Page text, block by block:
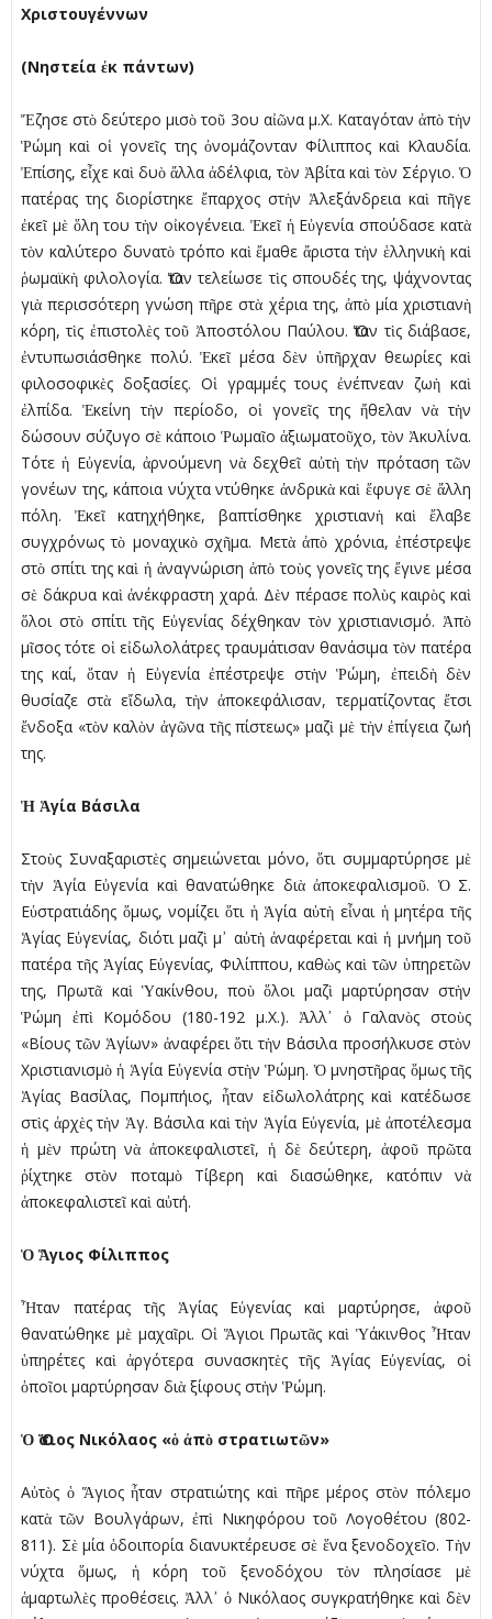
Χριστουγέννων
(Νηστεία ἐκ πάντων)
Ἔζησε στὸ δεύτερο µισὸ τοῦ 3ου αἰῶνα µ.Χ. Καταγόταν ἀπὸ τὴν
Ῥώµη καὶ οἱ γονεῖς της ὀνοµάζονταν Φίλιππος καὶ Κλαυδία.
Ἐπίσης, εἶχε καὶ δυὸ ἄλλα ἀδέλφια, τὸν Ἀβίτα καὶ τὸν Σέργιο. Ὁ
πατέρας της διορίστηκε ἔπαρχος στὴν Ἀλεξάνδρεια καὶ πῆγε
ἐκεῖ µὲ ὅλη του τὴν οἰκογένεια. Ἐκεῖ ἡ Εὐγενία σπούδασε κατὰ
τὸν καλύτερο δυνατὸ τρόπο καὶ ἔµαθε ἄριστα τὴν ἑλληνικὴ καὶ
ῥωµαϊκὴ φιλολογία. Ὅταν τελείωσε τὶς σπουδές της, ψάχνοντας
γιὰ περισσότερη γνώση πῆρε στὰ χέρια της, ἀπὸ µία χριστιανὴ
κόρη, τὶς ἐπιστολὲς τοῦ Ἀποστόλου Παύλου. Ὅταν τὶς διάβασε,
ἐντυπωσιάσθηκε πολύ. Ἐκεῖ µέσα δὲν ὑπῆρχαν θεωρίες καὶ
φιλοσοφικὲς δοξασίες. Οἱ γραµµές τους ἐνέπνεαν ζωὴ καὶ
ἐλπίδα. Ἐκείνη τὴν περίοδο, οἱ γονεῖς της ἤθελαν νὰ τὴν
δώσουν σύζυγο σὲ κάποιο Ῥωµαῖο ἀξιωµατοῦχο, τὸν Ἀκυλίνα.
Τότε ἡ Εὐγενία, ἀρνούµενη νὰ δεχθεῖ αὐτὴ τὴν πρόταση τῶν
γονέων της, κάποια νύχτα ντύθηκε ἀνδρικὰ καὶ ἔφυγε σὲ ἄλλη
πόλη. Ἐκεῖ κατηχήθηκε, βαπτίσθηκε χριστιανὴ καὶ ἔλαβε
συγχρόνως τὸ µοναχικὸ σχῆµα. Μετὰ ἀπὸ χρόνια, ἐπέστρεψε
στὸ σπίτι της καὶ ἡ ἀναγνώριση ἀπὸ τοὺς γονεῖς της ἔγινε µέσα
σὲ δάκρυα καὶ ἀνέκφραστη χαρά. Δὲν πέρασε πολὺς καιρὸς καὶ
ὅλοι στὸ σπίτι τῆς Εὐγενίας δέχθηκαν τὸν χριστιανισµό. Ἀπὸ
µῖσος τότε οἱ εἰδωλολάτρες τραυµάτισαν θανάσιµα τὸν πατέρα
της καί, ὅταν ἡ Εὐγενία ἐπέστρεψε στὴν Ῥώµη, ἐπειδὴ δὲν
θυσίαζε στὰ εἴδωλα, τὴν ἀποκεφάλισαν, τερµατίζοντας ἔτσι
ἔνδοξα «τὸν καλὸν ἀγῶνα τῆς πίστεως» µαζὶ µὲ τὴν ἐπίγεια ζωή
της.
Ἡ Ἁγία Βάσιλα
Στοὺς Συναξαριστὲς σηµειώνεται µόνο, ὅτι συµµαρτύρησε µὲ
τὴν Ἁγία Εὐγενία καὶ θανατώθηκε διὰ ἀποκεφαλισµοῦ. Ὁ Σ.
Εὐστρατιάδης ὅµως, νοµίζει ὅτι ἡ Ἁγία αὐτὴ εἶναι ἡ µητέρα τῆς
Ἁγίας Εὐγενίας, διότι µαζὶ µ᾿ αὐτὴ ἀναφέρεται καὶ ἡ µνήµη τοῦ
πατέρα τῆς Ἁγίας Εὐγενίας, Φιλίππου, καθὼς καὶ τῶν ὑπηρετῶν
της, Πρωτᾶ καὶ Ὑακίνθου, ποὺ ὅλοι µαζὶ µαρτύρησαν στὴν
Ῥώµη ἐπὶ Κοµόδου (180-192 µ.Χ.). Ἀλλ᾿ ὁ Γαλανὸς στοὺς
«Βίους τῶν Ἁγίων» ἀναφέρει ὅτι τὴν Βάσιλα προσήλκυσε στὸν
Χριστιανισµὸ ἡ Ἁγία Εὐγενία στὴν Ῥώµη. Ὁ µνηστῆρας ὅµως τῆς
Ἁγίας Βασίλας, Ποµπήιος, ἦταν εἰδωλολάτρης καὶ κατέδωσε
στὶς ἀρχὲς τὴν Ἁγ. Βάσιλα καὶ τὴν Ἁγία Εὐγενία, µὲ ἀποτέλεσµα
ἡ µὲν πρώτη νὰ ἀποκεφαλιστεῖ, ἡ δὲ δεύτερη, ἀφοῦ πρῶτα
ῥίχτηκε στὸν ποταµὸ Τίβερη καὶ διασώθηκε, κατόπιν νὰ
ἀποκεφαλιστεῖ καὶ αὐτή.
Ὁ Ἅγιος Φίλιππος
Ἦταν πατέρας τῆς Ἁγίας Εὐγενίας καὶ µαρτύρησε, ἀφοῦ
θανατώθηκε µὲ µαχαῖρι. Οἱ Ἅγιοι Πρωτᾶς καὶ Ὑάκινθος Ἦταν
ὑπηρέτες καὶ ἀργότερα συνασκητὲς τῆς Ἁγίας Εὐγενίας, οἱ
ὁποῖοι µαρτύρησαν διὰ ξίφους στὴν Ῥώµη.
Ὁ Ὅσιος Νικόλαος «ὁ ἀπὸ στρατιωτῶν»
Αὐτὸς ὁ Ἅγιος ἦταν στρατιώτης καὶ πῆρε µέρος στὸν πόλεµο
κατὰ τῶν Βουλγάρων, ἐπὶ Νικηφόρου τοῦ Λογοθέτου (802-
811). Σὲ µία ὁδοιπορία διανυκτέρευσε σὲ ἕνα ξενοδοχεῖο. Τὴν
νύχτα ὅµως, ἡ κόρη τοῦ ξενοδόχου τὸν πλησίασε µὲ
ἁµαρτωλὲς προθέσεις. Ἀλλ᾿ ὁ Νικόλαος συγκρατήθηκε καὶ δὲν